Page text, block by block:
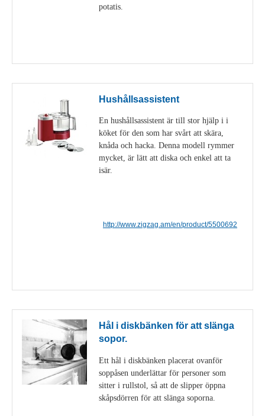
potatis.
Hushållsassistent
En hushållsassistent är till stor hjälp i i
köket för den som har svårt att skära,
knåda och hacka. Denna modell rymmer
mycket, är lätt att diska och enkel att ta
isär.
http://www.zigzag.am/en/product/5500692
Hål i diskbänken för att slänga
sopor.
Ett hål i diskbänken placerat ovanför
soppåsen underlättar för personer som
sitter i rullstol, så att de slipper öppna
skåpsdörren för att slänga soporna.